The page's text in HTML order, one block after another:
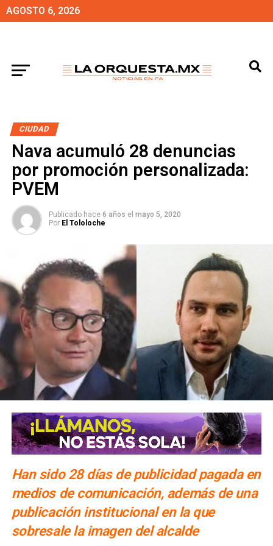
AGOSTO 6, 2026
CIUDAD
Nava acumuló 28 denuncias
por promoción personalizada:
PVEM
Publicado hace 6 años el mayo 5, 2020
Por El Tololoche
Han sido 28 días de publicidad pagada en
medios de comunicación, además de una
publicación institucional en la que
sobresale la imagen del alcalde